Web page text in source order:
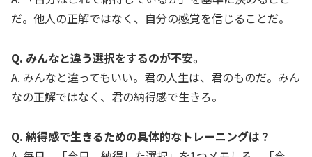
だ。他人の正解ではなく、自分の感覚を信じることだ。
Q. みんなと違う選択をするのが不安。
A. みんなと違ってもいい。君の人生は、君のものだ。みん
なの正解ではなく、君の納得感で生きろ。
Q. 納得感で生きるための具体的なトレーニングは？